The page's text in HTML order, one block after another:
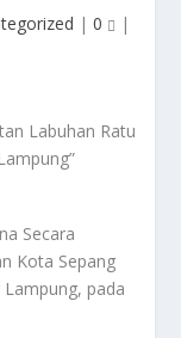
| 0 |
Secara
Kota Sepang
pada